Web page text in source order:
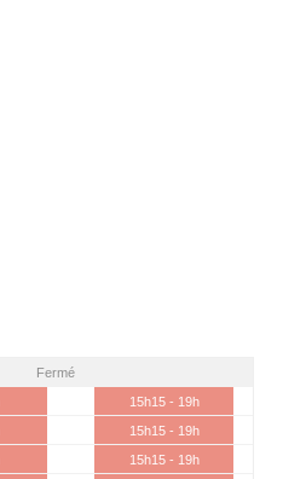
Fermé
15h15 - 19h
15h15 - 19h
15h15 - 19h